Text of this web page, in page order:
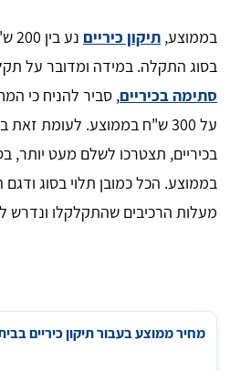
בממוצע, תיקון כיריים
בסוג התקלה. במידה ומדובר על
סתימה בכיריים, סביר להניח כי
על 300 ש"ח בממוצע. לעומת
בממוצע. הכל כמובן תלוי בסוג ודגם
מעלות הרכיבים שהתקלקלו ונדרש
מחיר ממוצע בעבור תיקון כיריים